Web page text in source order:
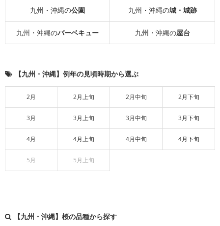
九州・沖縄の公園 九州・沖縄の城・城跡
九州・沖縄のバーベキュー 九州・沖縄の屋台
【九州・沖縄】例年の見頃時期から選ぶ
2月 2月上旬 2月中旬 2月下旬
3月 3月上旬 3月中旬 3月下旬
4月 4月上旬 4月中旬 4月下旬
5月 5月上旬
【九州・沖縄】桜の品種から探す